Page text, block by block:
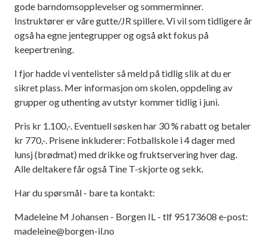
gode barndomsopplevelser og sommerminner.
Instruktører er våre gutte/JR spillere. Vi vil som tidligere år
også ha egne jentegrupper og også økt fokus på
keepertrening.
I fjor hadde vi ventelister så meld på tidlig slik at du er
sikret plass. Mer informasjon om skolen, oppdeling av
grupper og uthenting av utstyr kommer tidlig i juni.
Pris kr 1.100,-. Eventuell søsken har 30 % rabatt og betaler
kr 770,-. Prisene inkluderer: Fotballskole i 4 dager med
lunsj (brødmat) med drikke og fruktservering hver dag.
Alle deltakere får også Tine T-skjorte og sekk.
Har du spørsmål - bare ta kontakt:
Madeleine M Johansen - Borgen IL - tlf 95173608 e-post:
madeleine@borgen-il.no